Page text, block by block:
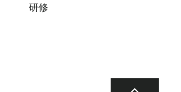
研修